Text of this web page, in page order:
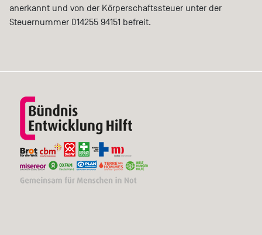
anerkannt und von der Körperschaftssteuer unter der
Steuernummer 014255 94151 befreit.